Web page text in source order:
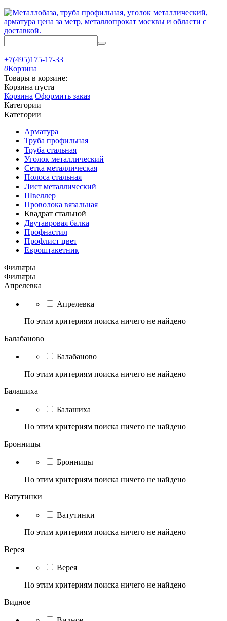
+7(495)175-17-33
0Корзина
Товары в корзине:
Корзина пуста
Корзина Оформить заказ
Категории
Категории
Арматура
Труба профильная
Труба стальная
Уголок металлический
Сетка металлическая
Полоса стальная
Лист металлический
Швеллер
Проволока вязальная
Квадрат стальной
Двутавровая балка
Профнастил
Профлист цвет
Евроштакетник
Фильтры
Фильтры
Апрелевка
Апрелевка
По этим критериям поиска ничего не найдено
Балабаново
Балабаново
По этим критериям поиска ничего не найдено
Балашиха
Балашиха
По этим критериям поиска ничего не найдено
Бронницы
Бронницы
По этим критериям поиска ничего не найдено
Ватутинки
Ватутинки
По этим критериям поиска ничего не найдено
Верея
Верея
По этим критериям поиска ничего не найдено
Видное